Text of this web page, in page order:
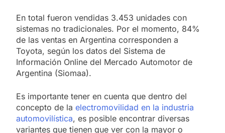
En total fueron vendidas 3.453 unidades con
sistemas no tradicionales. Por el momento, 84%
de las ventas en Argentina corresponden a
Toyota, según los datos del Sistema de
Información Online del Mercado Automotor de
Argentina (Siomaa).
Es importante tener en cuenta que dentro del
concepto de la electromovilidad en la industria
automovilística, es posible encontrar diversas
variantes que tienen que ver con la mayor o